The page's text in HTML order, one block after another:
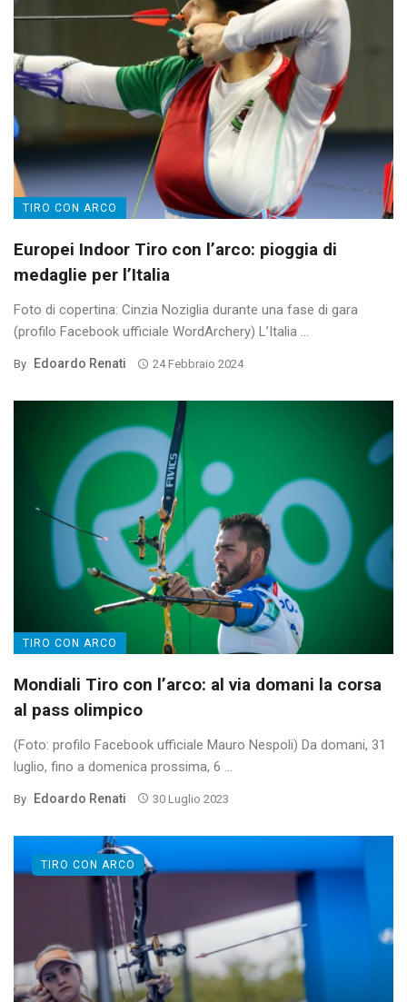
TIRO CON ARCO
Europei Indoor Tiro con l’arco: pioggia di
medaglie per l’Italia
Foto di copertina: Cinzia Noziglia durante una fase di gara
(profilo Facebook ufficiale WordArchery) L’Italia ...
By Edoardo Renati 24 Febbraio 2024
TIRO CON ARCO
Mondiali Tiro con l’arco: al via domani la corsa
al pass olimpico
(Foto: profilo Facebook ufficiale Mauro Nespoli) Da domani, 31
luglio, fino a domenica prossima, 6 ...
By Edoardo Renati 30 Luglio 2023
TIRO CON ARCO